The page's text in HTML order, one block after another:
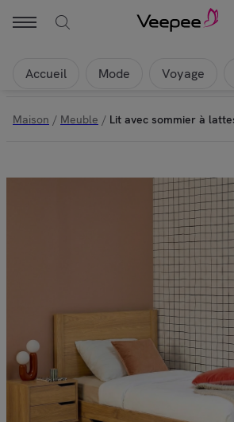
Accueil Mode Voyage
Maison / Meuble / Lit avec sommier à